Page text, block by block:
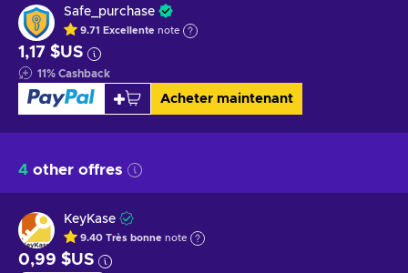
Safe_purchase
9.71 Excellente note
1,17 $US
11% Cashback
Acheter maintenant
4 other offres
KeyKase
9.40 Très bonne note
0,99 $US